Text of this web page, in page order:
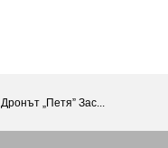
Дронът „Петя” Зас...